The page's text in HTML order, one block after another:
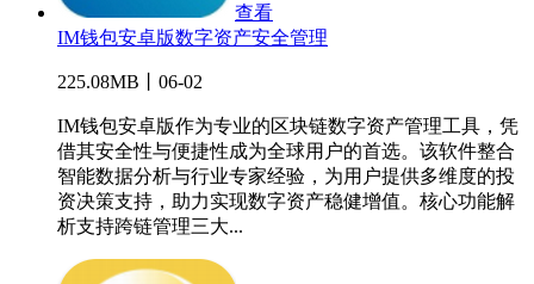
查看
IM钱包安卓版数字资产安全管理
225.08MB丨06-02
IM钱包安卓版作为专业的区块链数字资产管理工具，凭
借其安全性与便捷性成为全球用户的首选。该软件整合
智能数据分析与行业专家经验，为用户提供多维度的投
资决策支持，助力实现数字资产稳健增值。核心功能解
析支持跨链管理三大...